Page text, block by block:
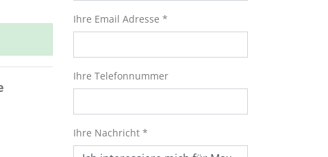
Ihre Email Adresse *
Ihre Telefonnummer
Ihre Nachricht *